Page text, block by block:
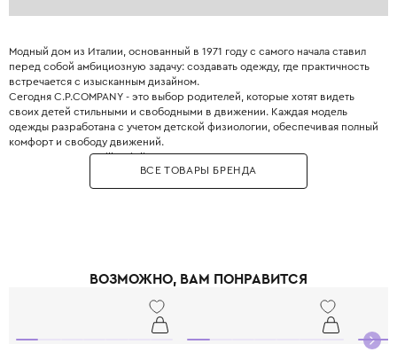
Модный дом из Италии, основанный в 1971 году с самого начала ставил
перед собой амбициозную задачу: создавать одежду, где практичность
встречается с изысканным дизайном.
Сегодня C.P.COMPANY - это выбор родителей, которые хотят видеть
своих детей стильными и свободными в движении. Каждая модель
одежды разработана с учетом детской физиологии, обеспечивая полный
комфорт и свободу движений.
Культовая куртка Mille Miglia со знаменитым капюшоном с двумя линзами
(изначально для гонщиков, теперь - стильный и функциональный
аксессуар). Изделия бренда приятно носить, они служат годами и не
одинаковых вещей..
познавать мир, оставаясь на пике моды.
ВСЕ ТОВАРЫ БРЕНДА
ВОЗМОЖНО, ВАМ ПОНРАВИТСЯ